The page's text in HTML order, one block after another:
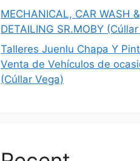
MECHANICAL, CAR WASH &
DETAILING SR.MOBY
Talleres Juenlu Chapa Y
Venta de Vehículos de
(Cúllar Vega)